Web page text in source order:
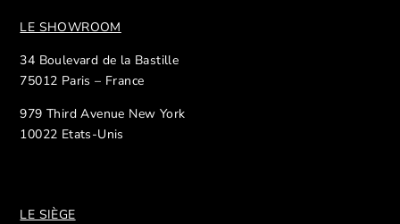
LE SHOWROOM
34 Boulevard de la Bastille
75012 Paris – France
979 Third Avenue New York
10022 Etats-Unis
LE SIÈGE